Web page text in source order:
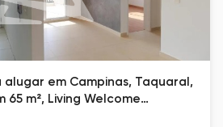
em Campinas, Taquaral,
65 m², Living Welcome